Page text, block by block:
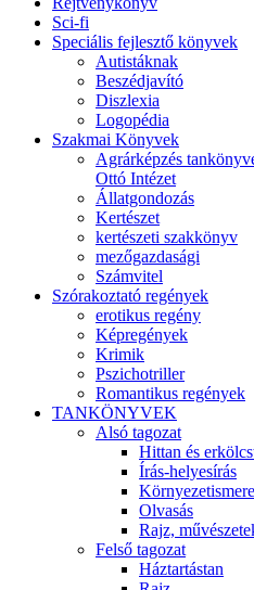
Sci-fi
Speciális fejlesztő könyvek
Autistáknak
Beszédjavító
Diszlexia
Logopédia
Szakmai Könyvek
Agrárképzés
Ottó Intézet
Állatgondozás
Kertészet
kertészeti szakkönyv
mezőgazdasági
Számvitel
Szórakoztató regények
erotikus regény
Képregények
Krimik
Pszichotriller
Romantikus regények
TANKÖNYVEK
Alsó tagozat
Hittan és
Írás-helyesírás
Olvasás
Rajz,
Felső tagozat
Háztartástan